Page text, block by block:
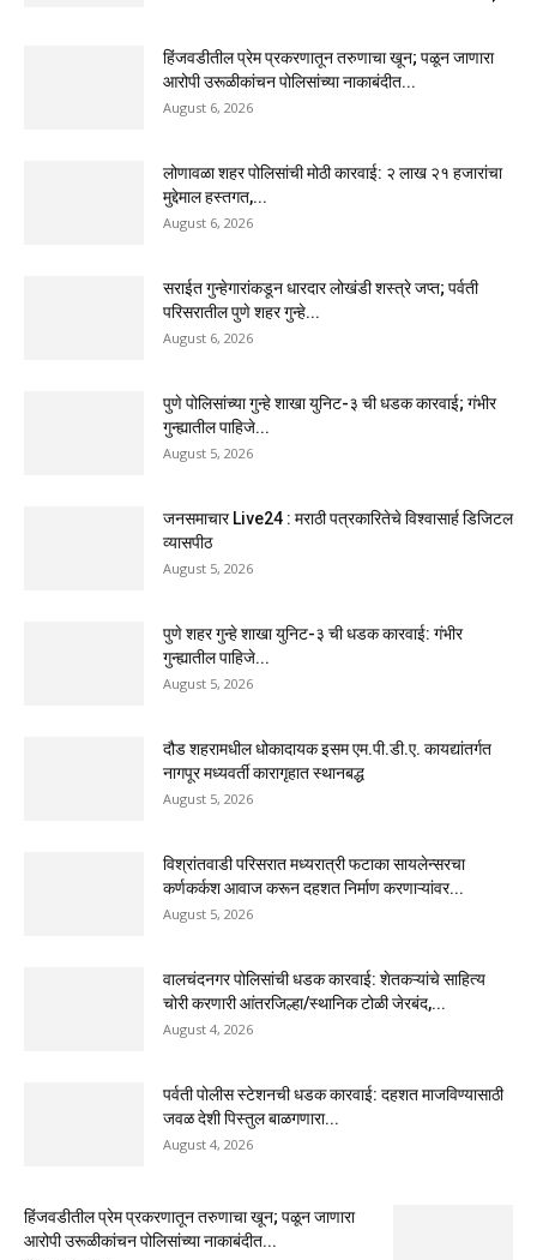
हिंजवडीतील प्रेम प्रकरणातून तरुणाचा खून; पळून जाणारा
आरोपी उरूळीकांचन पोलिसांच्या नाकाबंदीत...
August 6, 2026
लोणावळा शहर पोलिसांची मोठी कारवाई: २ लाख २१ हजारांचा
मुद्देमाल हस्तगत,...
August 6, 2026
सराईत गुन्हेगारांकडून धारदार लोखंडी शस्त्रे जप्त; पर्वती
परिसरातील पुणे शहर गुन्हे...
August 6, 2026
पुणे पोलिसांच्या गुन्हे शाखा युनिट-३ ची धडक कारवाई; गंभीर
गुन्ह्यातील पाहिजे...
August 5, 2026
जनसमाचार Live24 : मराठी पत्रकारितेचे विश्वासार्ह डिजिटल
व्यासपीठ
August 5, 2026
पुणे शहर गुन्हे शाखा युनिट-३ ची धडक कारवाई: गंभीर
गुन्ह्यातील पाहिजे...
August 5, 2026
दौड शहरामधील धोकादायक इसम एम.पी.डी.ए. कायद्यांतर्गत
नागपूर मध्यवर्ती कारागृहात स्थानबद्ध
August 5, 2026
विश्रांतवाडी परिसरात मध्यरात्री फटाका सायलेन्सरचा
कर्णकर्कश आवाज करून दहशत निर्माण करणाऱ्यांवर...
August 5, 2026
वालचंदनगर पोलिसांची धडक कारवाई: शेतकऱ्यांचे साहित्य
चोरी करणारी आंतरजिल्हा/स्थानिक टोळी जेरबंद,...
August 4, 2026
पर्वती पोलीस स्टेशनची धडक कारवाई: दहशत माजविण्यासाठी
जवळ देशी पिस्तुल बाळगणारा...
August 4, 2026
हिंजवडीतील प्रेम प्रकरणातून तरुणाचा खून; पळून जाणारा
आरोपी उरूळीकांचन पोलिसांच्या नाकाबंदीत...